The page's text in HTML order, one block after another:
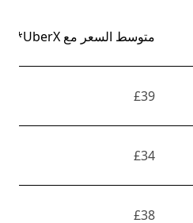
متوسط السعر مع UberX*
£39
£34
£38